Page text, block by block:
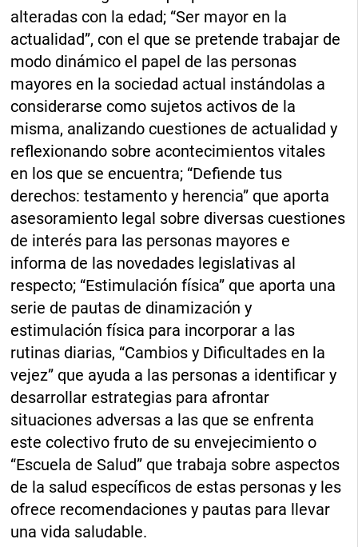
alteradas con la edad; “Ser mayor en la
actualidad”, con el que se pretende trabajar de
modo dinámico el papel de las personas
mayores en la sociedad actual instándolas a
considerarse como sujetos activos de la
misma, analizando cuestiones de actualidad y
reflexionando sobre acontecimientos vitales
en los que se encuentra; “Defiende tus
derechos: testamento y herencia” que aporta
asesoramiento legal sobre diversas cuestiones
de interés para las personas mayores e
informa de las novedades legislativas al
respecto; “Estimulación física” que aporta una
serie de pautas de dinamización y
estimulación física para incorporar a las
rutinas diarias, “Cambios y Dificultades en la
vejez” que ayuda a las personas a identificar y
desarrollar estrategias para afrontar
situaciones adversas a las que se enfrenta
este colectivo fruto de su envejecimiento o
“Escuela de Salud” que trabaja sobre aspectos
de la salud específicos de estas personas y les
ofrece recomendaciones y pautas para llevar
una vida saludable.